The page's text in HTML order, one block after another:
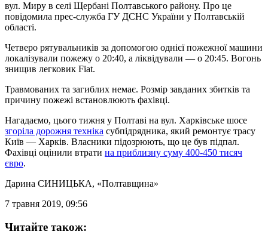
вул. Миру в селі Щербані Полтавського району. Про це
повідомила прес-служба ГУ ДСНС України у Полтавській
області.
Четверо рятувальників за допомогою однієї пожежної машини
локалізували пожежу о 20:40, а ліквідували — о 20:45. Вогонь
знищив легковик Fiat.
Травмованих та загиблих немає. Розмір завданих збитків та
причину пожежі встановлюють фахівці.
Нагадаємо, цього тижня у Полтаві на вул. Харківське шосе
згоріла дорожня техніка субпідрядника, який ремонтує трасу
Київ — Харків. Власники підозрюють, що це був підпал.
Фахівці оцінили втрати на приблизну суму 400-450 тисяч
євро.
Дарина СИНИЦЬКА, «Полтавщина»
7 травня 2019, 09:56
Читайте також: